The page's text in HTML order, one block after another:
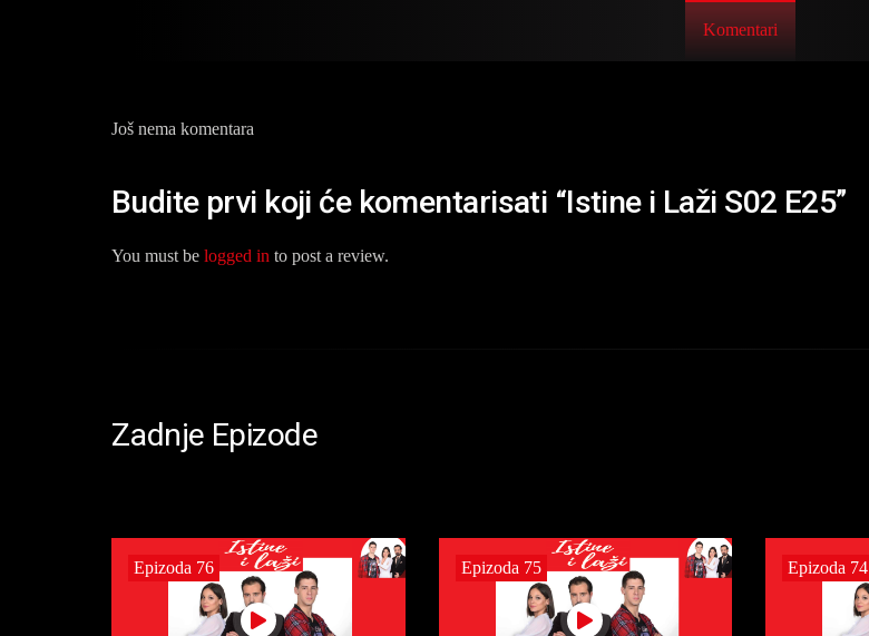
Komentari
Još nema komentara
Budite prvi koji će komentarisati “Istine i Laži S02 E25”
You must be logged in to post a review.
Zadnje Epizode
Epizoda 76 Epizoda 75 Epizoda 74